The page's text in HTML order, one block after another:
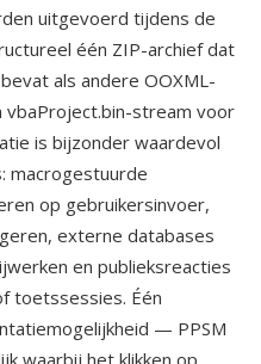
uitgevoerd tijdens de
één ZIP-archief dat
als andere OOXML-
stream voor
is bijzonder waardevol
macrogestuurde
op gebruikersinvoer,
externe databases
en publieksreacties
toetssessies. Één
— PPSM
waarbij het klikken op